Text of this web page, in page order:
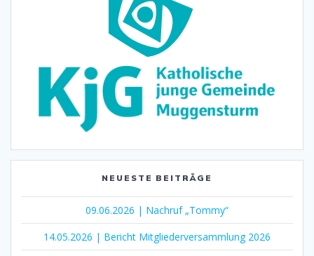
NEUESTE BEITRÄGE
09.06.2026 | Nachruf „Tommy“
14.05.2026 | Bericht Mitgliederversammlung 2026